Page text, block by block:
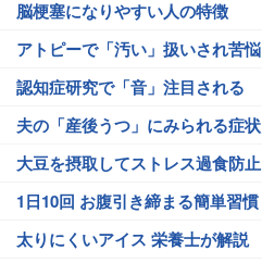
脳梗塞になりやすい人の特徴
アトピーで「汚い」扱いされ苦悩
認知症研究で「音」注目される
夫の「産後うつ」にみられる症状
大豆を摂取してストレス過食防止
1日10回 お腹引き締まる簡単習慣
太りにくいアイス 栄養士が解説